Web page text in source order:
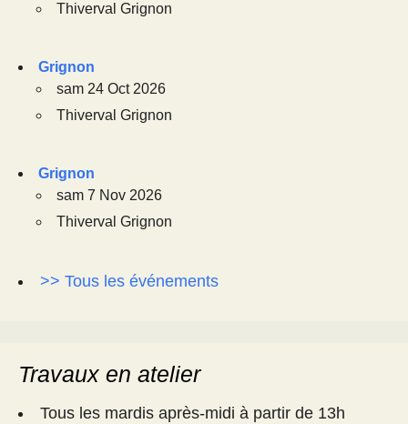
Thiverval Grignon
Grignon
sam 24 Oct 2026
Thiverval Grignon
Grignon
sam 7 Nov 2026
Thiverval Grignon
>> Tous les événements
Travaux en atelier
Tous les mardis après-midi à partir de 13h